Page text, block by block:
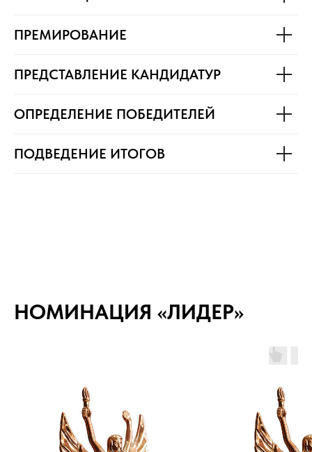
ПРЕМИРОВАНИЕ
ПРЕДСТАВЛЕНИЕ КАНДИДАТУР
ОПРЕДЕЛЕНИЕ ПОБЕДИТЕЛЕЙ
ПОДВЕДЕНИЕ ИТОГОВ
НОМИНАЦИЯ «ЛИДЕР»